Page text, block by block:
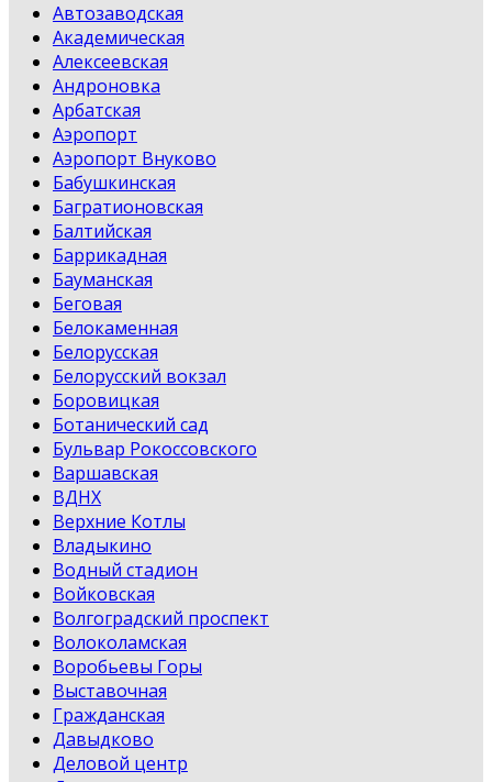
Автозаводская
Академическая
Алексеевская
Андроновка
Арбатская
Аэропорт
Аэропорт Внуково
Бабушкинская
Багратионовская
Балтийская
Баррикадная
Бауманская
Беговая
Белокаменная
Белорусская
Белорусский вокзал
Боровицкая
Ботанический сад
Бульвар Рокоссовского
Варшавская
ВДНХ
Верхние Котлы
Владыкино
Водный стадион
Войковская
Волгоградский проспект
Волоколамская
Воробьевы Горы
Выставочная
Гражданская
Давыдково
Деловой центр